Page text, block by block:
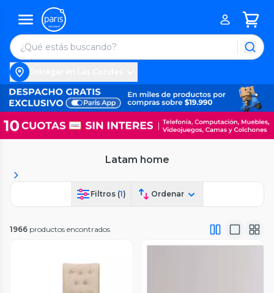
Latam home
Filtros (1) Ordenar
1966 productos encontrados